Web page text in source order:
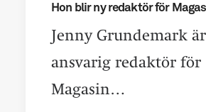
Hon blir ny redaktör för
Jenny Grundemark
ansvarig redaktör för
Magasin…